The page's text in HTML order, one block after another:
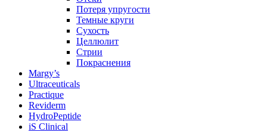
Потеря упругости
Темные круги
Сухость
Целлюлит
Стрии
Покраснения
Margy’s
Ultraceuticals
Practique
Reviderm
HydroPeptide
iS Clinical